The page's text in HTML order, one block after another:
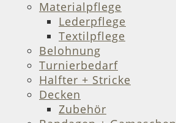
Materialpflege
Lederpflege
Textilpflege
Belohnung
Turnierbedarf
Halfter + Stricke
Decken
Zubehör